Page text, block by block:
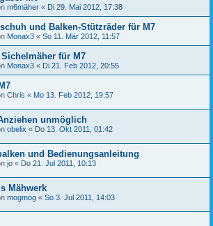
m6mäher « Di 29. Mai 2012, 17:38
und Balken-Stützräder für M7
Monax3 « So 11. Mär 2012, 11:57
für M7
Monax3 « Di 21. Feb 2012, 20:55
Chris « Mo 13. Feb 2012, 19:57
unmöglich
obelix « Do 13. Okt 2011, 01:42
und Bedienungsanleitung
jo « Do 21. Jul 2011, 10:13
Mähwerk
mogmog « So 3. Jul 2011, 14:03